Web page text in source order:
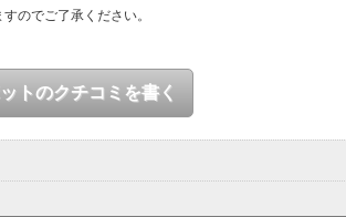
のでご了承ください。
トのクチコミを書く